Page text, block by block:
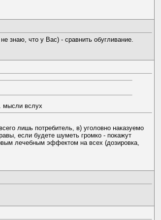
знаю, что у Вас) - сравнить обугливание.
мысли вслух
лишь потребитель, в) уголовно наказуемо
если будете шуметь громко - покажут
лечебным эффектом на всех (дозировка,